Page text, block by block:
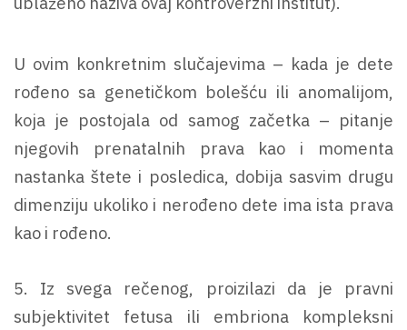
U ovim konkretnim slučajevima – kada je dete
rođeno sa genetičkom bolešću ili anomalijom,
koja je postojala od samog začetka – pitanje
njegovih prenatalnih prava kao i momenta
nastanka štete i posledica, dobija sasvim drugu
dimenziju ukoliko i nerođeno dete ima ista prava
kao i rođeno.
5. Iz svega rečenog, proizilazi da je pravni
subjektivitet fetusa ili embriona kompleksni